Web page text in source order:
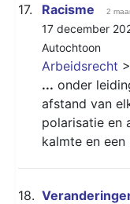
17. Racisme 2
17 december
Autochtoon
Arbeidsrecht >
... onder
afstand van
polarisatie en
kalmte en
18.